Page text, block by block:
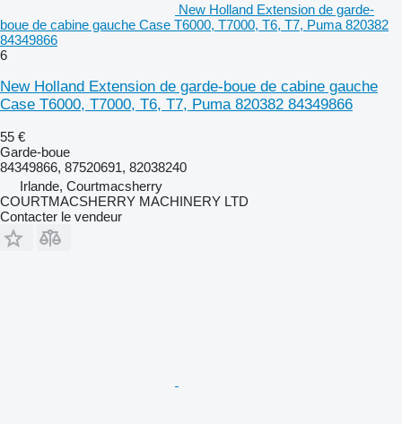
New Holland Extension de garde-
boue de cabine gauche Case T6000, T7000, T6, T7, Puma 820382
84349866
6
New Holland Extension de garde-boue de cabine gauche
Case T6000, T7000, T6, T7, Puma 820382 84349866
55 €
Garde-boue
84349866, 87520691, 82038240
Irlande, Courtmacsherry
COURTMACSHERRY MACHINERY LTD
Contacter le vendeur